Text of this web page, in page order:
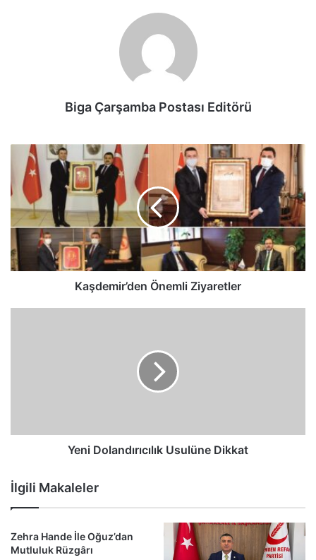
Biga Çarşamba Postası Editörü
Kaşdemir’den
Önemli
Ziyaretler
Kaşdemir’den Önemli Ziyaretler
Yeni Dolandırıcılık Usulüne Dikkat
İlgili Makaleler
Zehra Hande İle Oğuz’dan
Mutluluk Rüzgârı